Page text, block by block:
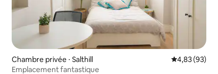
Chambre privée ⋅ Salthill Évaluation
4,83 (93)
Emplacement fantastique